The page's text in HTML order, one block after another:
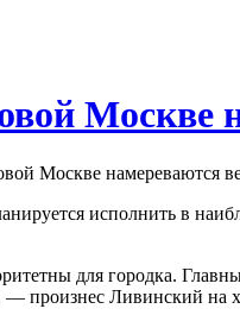
Москве
исполнить в
для городка.
произнес Ливинский на